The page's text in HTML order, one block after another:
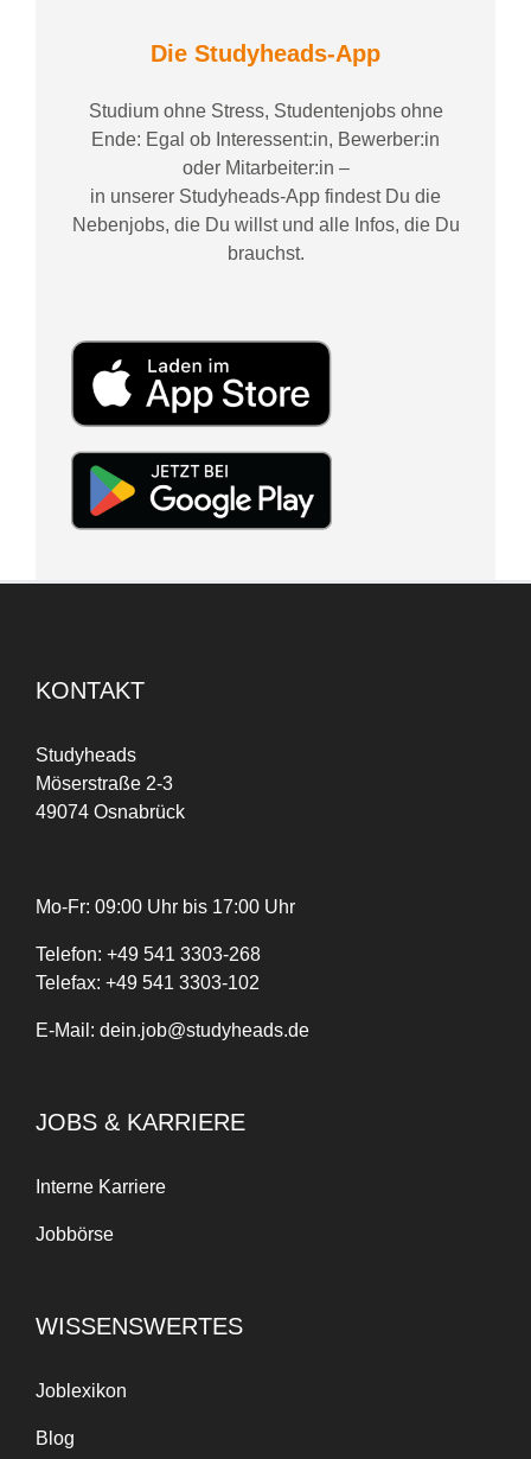
Die Studyheads-App
Studium ohne Stress, Studentenjobs ohne
Ende: Egal ob Interessent:in, Bewerber:in
oder Mitarbeiter:in –
in unserer Studyheads-App findest Du die
Nebenjobs, die Du willst und alle Infos, die Du
brauchst.
KONTAKT
Studyheads
Möserstraße 2-3
49074 Osnabrück
Mo-Fr: 09:00 Uhr bis 17:00 Uhr
Telefon: +49 541 3303-268
Telefax: +49 541 3303-102
E-Mail: dein.job@studyheads.de
JOBS & KARRIERE
Interne Karriere
Jobbörse
WISSENSWERTES
Joblexikon
Blog